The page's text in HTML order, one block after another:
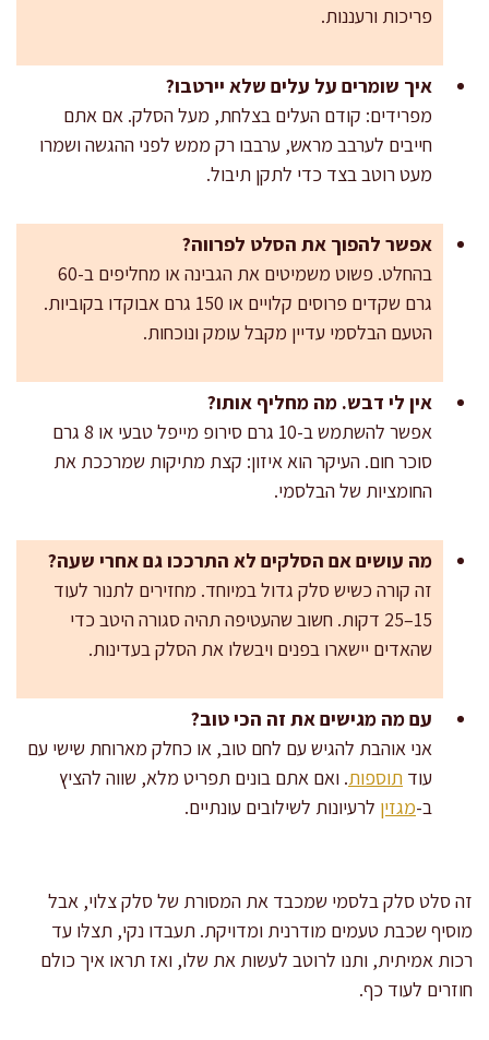
פריכות ורעננות.
איך שומרים על עלים שלא יירטבו?
מפרידים: קודם העלים בצלחת, מעל הסלק. אם אתם
חייבים לערבב מראש, ערבבו רק ממש לפני ההגשה ושמרו
מעט רוטב בצד כדי לתקן תיבול.
אפשר להפוך את הסלט לפרווה?
בהחלט. פשוט משמיטים את הגבינה או מחליפים ב-60
גרם שקדים פרוסים קלויים או 150 גרם אבוקדו בקוביות.
הטעם הבלסמי עדיין מקבל עומק ונוכחות.
אין לי דבש. מה מחליף אותו?
אפשר להשתמש ב-10 גרם סירופ מייפל טבעי או 8 גרם
סוכר חום. העיקר הוא איזון: קצת מתיקות שמרככת את
החומציות של הבלסמי.
מה עושים אם הסלקים לא התרככו גם אחרי שעה?
זה קורה כשיש סלק גדול במיוחד. מחזירים לתנור לעוד
15–25 דקות. חשוב שהעטיפה תהיה סגורה היטב כדי
שהאדים יישארו בפנים ויבשלו את הסלק בעדינות.
עם מה מגישים את זה הכי טוב?
אני אוהבת להגיש עם לחם טוב, או כחלק מארוחת שישי עם
עוד תוספות. ואם אתם בונים תפריט מלא, שווה להציץ
ב-מגזין לרעיונות לשילובים עונתיים.
זה סלט סלק בלסמי שמכבד את המסורת של סלק צלוי, אבל
מוסיף שכבת טעמים מודרנית ומדויקת. תעבדו נקי, תצלּו עד
רכות אמיתית, ותנו לרוטב לעשות את שלו, ואז תראו איך כולם
חוזרים לעוד כף.